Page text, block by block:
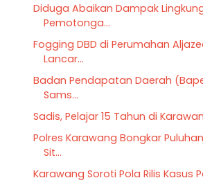
Diduga Abaikan Dampak
Pemotonga...
Fogging DBD di Perumahan
Lancar...
Badan Pendapatan Daerah
Sams...
Sadis, Pelajar 15 Tahun di
Polres Karawang Bongkar
Sit...
Karawang Soroti Pola Rilis Kasus